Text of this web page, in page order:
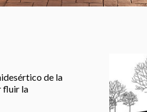
de la
fluir la